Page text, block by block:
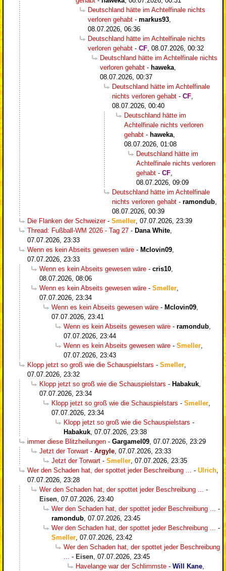
Deutschland hätte im Achtelfinale nichts
verloren gehabt - markus93
08.07.2026, 06:36
Deutschland hätte im Achtelfinale nichts
verloren gehabt - CF 08.07.2026, 00:32
Deutschland hätte im Achtelfinale nichts
verloren gehabt - haweka
08.07.2026, 00:37
Deutschland hätte im Achtelfinale
nichts verloren gehabt - CF
08.07.2026, 00:40
Deutschland hätte im
Achtelfinale nichts verloren
gehabt - haweka
08.07.2026, 01:08
Deutschland hätte im
Achtelfinale nichts verloren
gehabt - CF
08.07.2026, 09:09
Deutschland hätte im Achtelfinale
nichts verloren gehabt - ramondub
08.07.2026, 00:39
Die Flanken der Schweizer- Smeller 07.07.2026, 23:39
Thread: Fußball-WM 2026 - Tag 27 - Dana White
07.07.2026, 23:33
Wenn es kein Abseits gewesen wäre - Mclovin09
07.07.2026, 23:33
Wenn es kein Abseits gewesen wäre - cris10
08.07.2026, 08:06
Wenn es kein Abseits gewesen wäre - Smeller
07.07.2026, 23:34
Wenn es kein Abseits gewesen wäre - Mclovin09
07.07.2026, 23:41
Wenn es kein Abseits gewesen wäre - ramondub
07.07.2026, 23:44
Wenn es kein Abseits gewesen wäre - Smeller
07.07.2026, 23:43
Klopp jetzt so groß wie die Schauspielstars - Smeller
07.07.2026, 23:32
Klopp jetzt so groß wie die Schauspielstars - Habakuk
07.07.2026, 23:34
Klopp jetzt so groß wie die Schauspielstars - Smeller
07.07.2026, 23:34
Klopp jetzt so groß wie die Schauspielstars -
Habakuk 07.07.2026, 23:38
immer diese Blitzheilungen - Gargamel09 07.07.2026, 23:29
Jetzt der Torwart - Argyle 07.07.2026, 23:33
Jetzt der Torwart - Smeller 07.07.2026, 23:35
Wer den Schaden hat, der spottet jeder Beschreibung ...
- Ulrich
07.07.2026, 23:28
Wer den Schaden hat, der spottet jeder Beschreibung ...
-
Eisen 07.07.2026, 23:40
Wer den Schaden hat, der spottet jeder Beschreibung ...
-
ramondub 07.07.2026, 23:45
Wer den Schaden hat, der spottet jeder Beschreibung ...
-
Smeller 07.07.2026, 23:42
Wer den Schaden hat, der spottet jeder Beschreibung
- Eisen 07.07.2026, 23:45
Havelange war der Schlimmste - Will Kane